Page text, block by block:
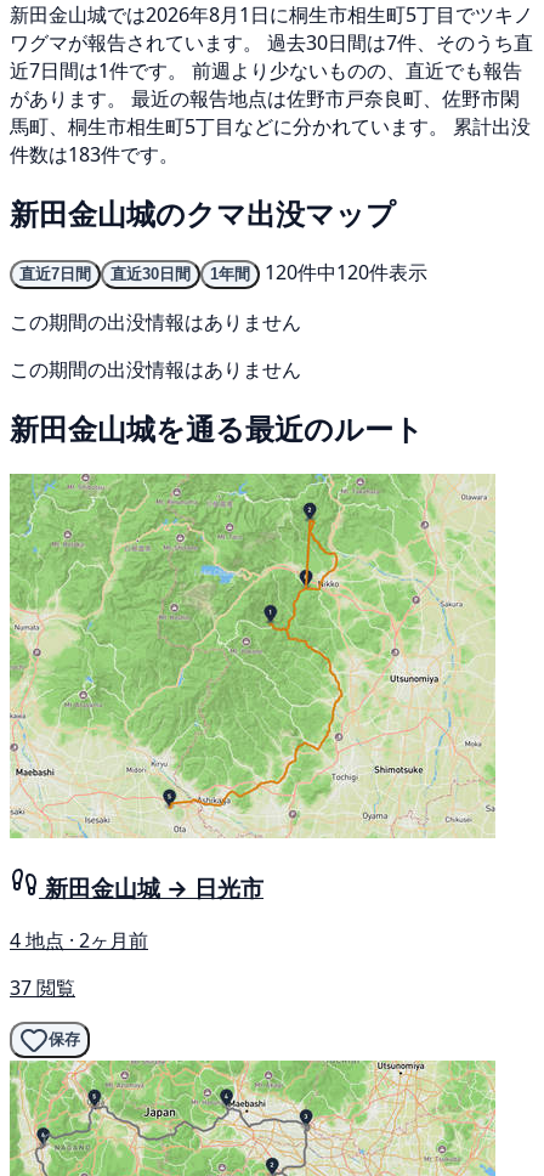
新田金山城では2026年8月1日に桐生市相生町5丁目でツキノ
ワグマが報告されています。 過去30日間は7件、そのうち直
近7日間は1件です。 前週より少ないものの、直近でも報告
があります。 最近の報告地点は佐野市戸奈良町、佐野市閑
馬町、桐生市相生町5丁目などに分かれています。 累計出没
件数は183件です。
新田金山城のクマ出没マップ
直近7日間 直近30日間 1年間
120件中120件表示
この期間の出没情報はありません
この期間の出没情報はありません
新田金山城を通る最近のルート
新田金山城 → 日光市
4 地点 · 2ヶ月前
37 閲覧
保存